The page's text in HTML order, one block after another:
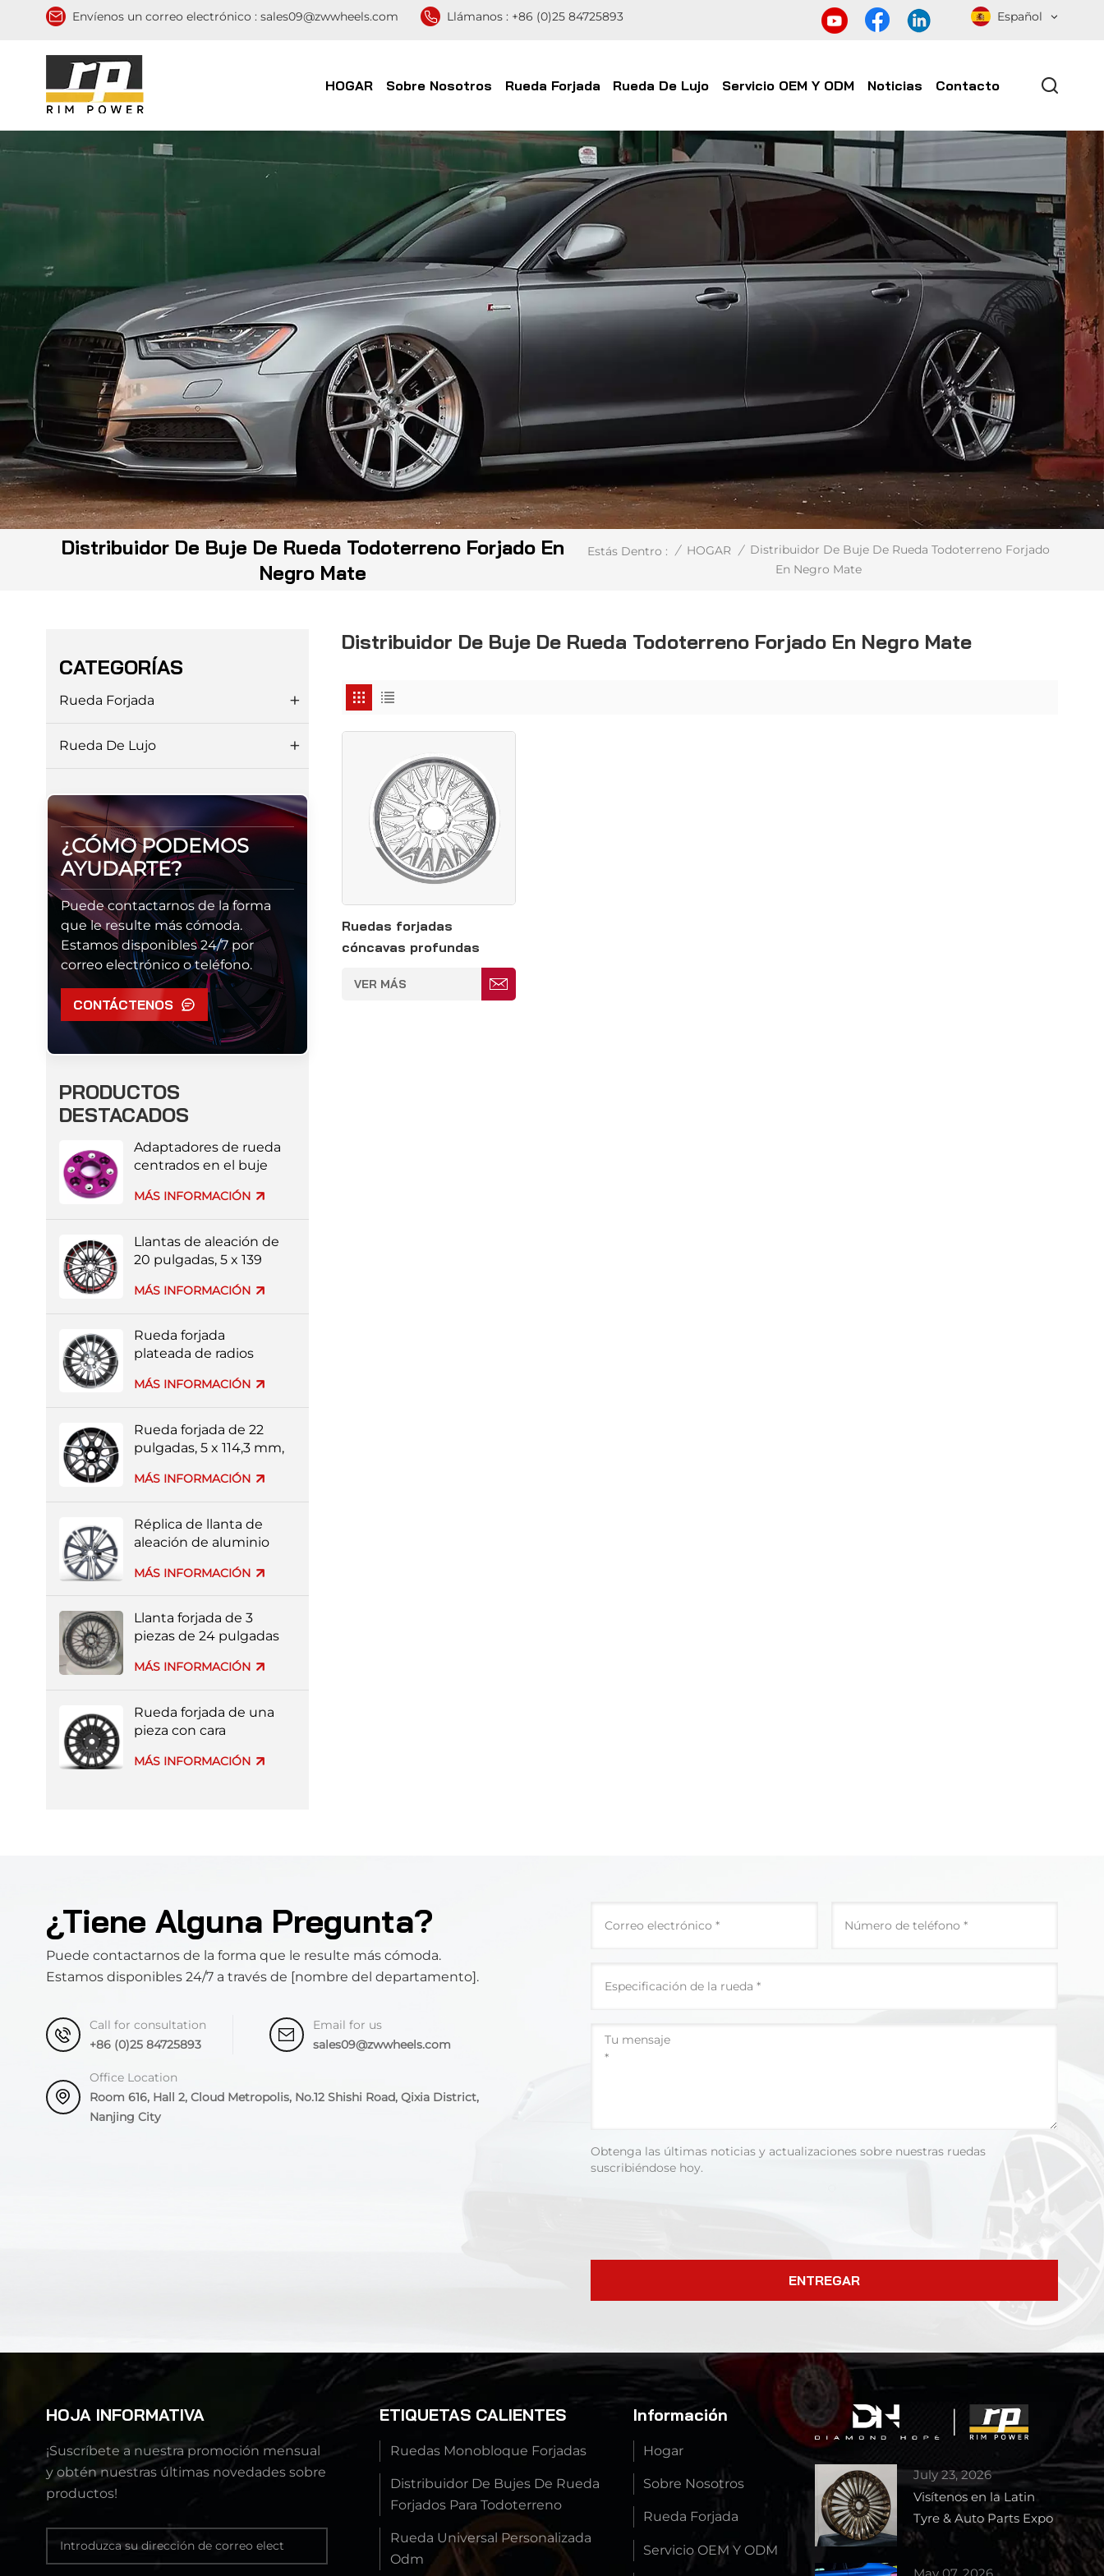
Envíenos un correo electrónico : sales09@zwwheels.com Llámanos : +86 (0)25 84725893 Español
HOGAR Sobre Nosotros Rueda Forjada Rueda De Lujo Servicio OEM Y ODM Noticias Contacto
Distribuidor De Buje De Rueda Todoterreno Forjado En
Negro Mate
Estás Dentro : / HOGAR / Distribuidor De Buje De Rueda Todoterreno Forjado
En Negro Mate
Distribuidor De Buje De Rueda Todoterreno Forjado En Negro Mate
Ruedas forjadas
cóncavas profundas
pulidas en plata de 20
pulgadas 8*180
VER MÁS
CATEGORÍAS
Rueda Forjada
Rueda De Lujo
¿CÓMO PODEMOS
AYUDARTE?
Puede contactarnos de la forma
que le resulte más cómoda.
Estamos disponibles 24/7 por
correo electrónico o teléfono.
CONTÁCTENOS
PRODUCTOS
DESTACADOS
Adaptadores de rueda
centrados en el buje
3x112
MÁS INFORMACIÓN
Llantas de aleación de
20 pulgadas, 5 x 139
colores rojo y negro.
MÁS INFORMACIÓN
Rueda forjada
plateada de radios
pulgadas y 4 x 114,3
MÁS INFORMACIÓN
Rueda forjada de 22
pulgadas, 5 x 114,3 mm,
negro y plateado, con
MÁS INFORMACIÓN
Réplica de llanta de
aleación de aluminio
mayor de fábrica
MÁS INFORMACIÓN
Llanta forjada de 3
piezas de 24 pulgadas
para coche de lujo
MÁS INFORMACIÓN
Rueda forjada de una
pieza con cara
MÁS INFORMACIÓN
¿Tiene Alguna Pregunta?
Puede contactarnos de la forma que le resulte más cómoda.
Estamos disponibles 24/7 a través de [nombre del departamento].
Call for consultation
+86 (0)25 84725893
Email for us
sales09@zwwheels.com
Office Location
Room 616, Hall 2, Cloud Metropolis, No.12 Shishi Road, Qixia District,
Nanjing City
Obtenga las últimas noticias y actualizaciones sobre nuestras ruedas
suscribiéndose hoy.
ENTREGAR
HOJA INFORMATIVA
¡Suscríbete a nuestra promoción mensual
y obtén nuestras últimas novedades sobre
productos!
ETIQUETAS CALIENTES
Ruedas Monobloque Forjadas
Distribuidor De Bujes De Rueda
Forjados Para Todoterreno
Rueda Universal Personalizada
Odm
Información
Hogar
Sobre Nosotros
Rueda Forjada
Servicio OEM Y ODM
July 23, 2026
Visítenos en la Latin
Tyre & Auto Parts Expo
2026 – Stand 1727